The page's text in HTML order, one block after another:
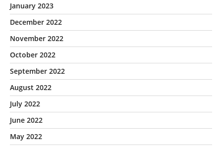
January 2023
December 2022
November 2022
October 2022
September 2022
August 2022
July 2022
June 2022
May 2022